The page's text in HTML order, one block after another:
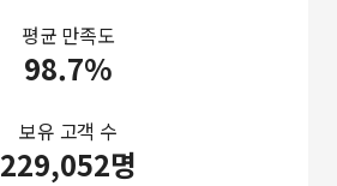
평균 만족도
98.7%
보유 고객 수
229,052명